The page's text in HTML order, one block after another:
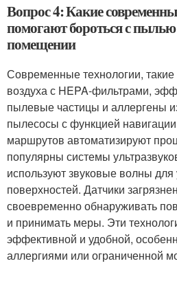
Вопрос 4: Какие
помогают бороться с
помещении
Современные технологии, такие
воздуха с HEPA-фильтрами,
пылевые частицы и аллергены
пылесосы с функцией
маршрутов автоматизируют
популярны системы
используют звуковые волны
поверхностей. Датчики
своевременно обнаруживать
и принимать меры. Эти
эффективной и удобной,
аллергиями или ограниченной